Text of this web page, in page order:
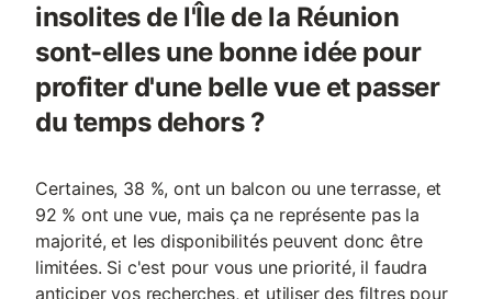
insolites de l'Île de la Réunion
sont-elles une bonne idée pour
profiter d'une belle vue et passer
du temps dehors ?
Certaines, 38 %, ont un balcon ou une terrasse, et
92 % ont une vue, mais ça ne représente pas la
majorité, et les disponibilités peuvent donc être
limitées. Si c'est pour vous une priorité, il faudra
anticiper vos recherches, et utiliser des filtres pour